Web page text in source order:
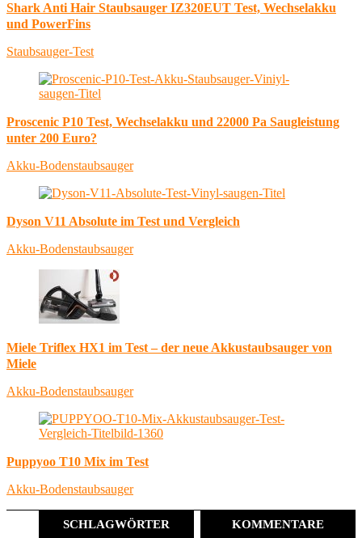
Shark Anti Hair Staubsauger IZ320EUT Test, Wechselakku
und PowerFins
Staubsauger-Test
Proscenic P10 Test, Wechselakku und 22000 Pa Saugleistung
unter 200 Euro?
Akku-Bodenstaubsauger
Dyson V11 Absolute im Test und Vergleich
Akku-Bodenstaubsauger
Miele Triflex HX1 im Test – der neue Akkustaubsauger von
Miele
Akku-Bodenstaubsauger
Puppyoo T10 Mix im Test
Akku-Bodenstaubsauger
SCHLAGWÖRTER KOMMENTARE